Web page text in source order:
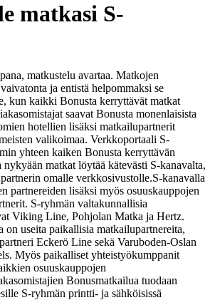
matkasi S-
matkustelu avartaa. Matkojen
ja entistä helpommaksi se
kun kaikki Bonusta kerryttävät matkat
saavat Bonusta monenlaisista
hotellien lisäksi matkailupartnerit
valikoimaa. Verkkoportaali S-
yhteen kaiken Bonusta kerryttävän
nykyään matkat löytää kätevästi S-kanavalta,
omalle verkkosivustolle.S-kanavalla
partnereiden lisäksi myös osuuskauppojen
S-ryhmän valtakunnallisia
Viking Line, Pohjolan Matka ja Hertz.
on useita paikallisia matkailupartnereita,
Eckerö Line sekä Varuboden-Oslan
Myös paikalliset yhteistyökumppanit
osuuskauppojen
Bonusmatkailua tuodaan
S-ryhmän printti- ja sähköisissä